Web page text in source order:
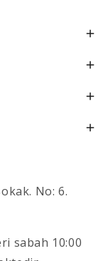
No: 6.
sabah 10:00